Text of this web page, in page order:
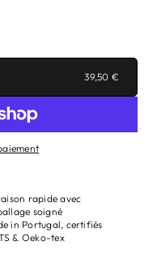
39,50 €
rapide avec
soigné
in Portugal, certifiés
& Oeko-tex